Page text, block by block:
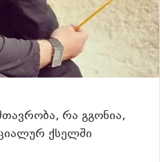
რა გგონია,
ქსელში